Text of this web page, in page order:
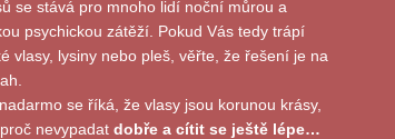
se stává pro mnoho lidí noční můrou a
psychickou zátěží. Pokud Vás tedy trápí
vlasy, lysiny nebo pleš, věřte, že řešení je na
se říká, že vlasy jsou korunou krásy,
nevypadatdobře a cítit se ještě lépe…